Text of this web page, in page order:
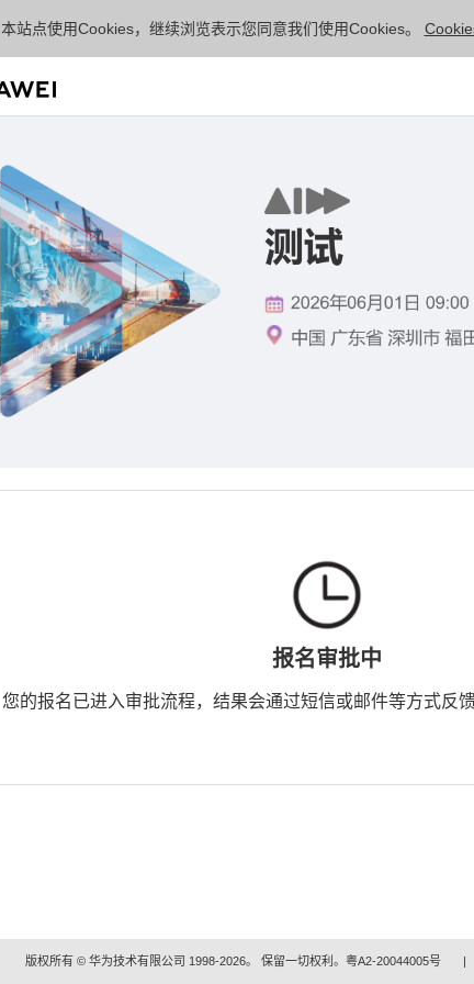
本站点使用Cookies，继续浏览表示您同意我们使用Cookies。
报名审批中
您的报名已进入审批流程，结果会通过短信或邮件等方式反
版权所有 © 华为技术有限公司 1998-2026。 保留一切权利。粤A2-20044005号 |